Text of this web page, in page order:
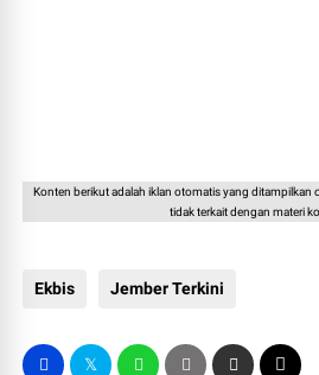
Konten berikut adalah iklan otomatis yang ditampilkan
tidak terkait dengan materi
Ekbis Jember Terkini